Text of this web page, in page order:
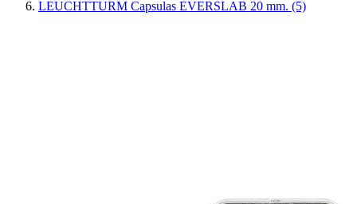
LEUCHTTURM Capsulas EVERSLAB 20 mm. (5)